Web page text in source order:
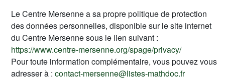
Le Centre Mersenne a sa propre politique de protection
des données personnelles, disponible sur le site internet
du Centre Mersenne sous le lien suivant :
https://www.centre-mersenne.org/spage/privacy/
Pour toute information complémentaire, vous pouvez vous
adresser à : contact-mersenne@listes-mathdoc.fr